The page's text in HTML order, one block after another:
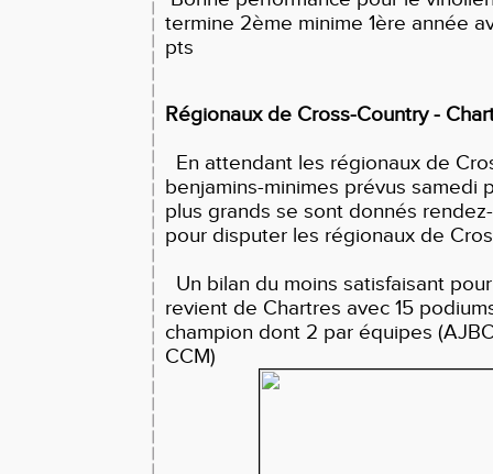
termine 2ème minime 1ère année
pts
Régionaux de Cross-Country -
En attendant les régionaux de
benjamins-minimes prévus samedi
plus grands se sont donnés
pour disputer les régionaux de
Un bilan du moins satisfaisant
revient de Chartres avec 15
champion dont 2 par équipes
CCM)